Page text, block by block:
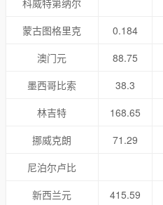
科威特第纳尔
蒙古图格里克
0.184
澳门元
88.75
墨西哥比索
38.3
林吉特
168.65
挪威克朗
71.29
尼泊尔卢比
新西兰元
415.59